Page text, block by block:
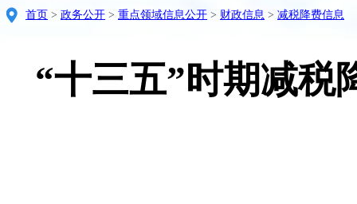
首页 > 政务公开 > 重点领域信息公开 > 财政信息 > 减税降费信息
“十三五”时期减税